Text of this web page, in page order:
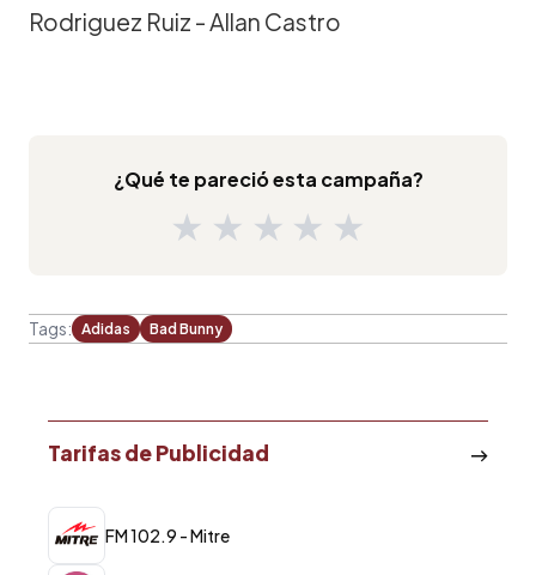
Rodriguez Ruiz - Allan Castro
¿Qué te pareció esta campaña?
★ ★ ★ ★ ★
Tags: Adidas Bad Bunny
Tarifas de Publicidad
FM 102.9 - Mitre